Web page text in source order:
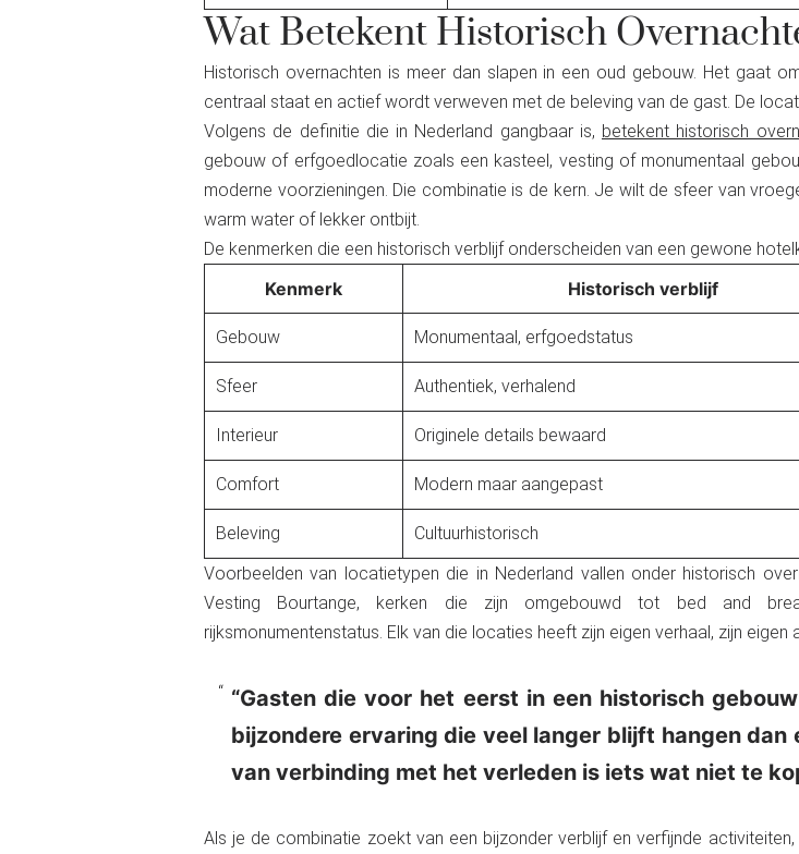
Wat Betekent Historisch
Historisch overnachten is meer dan slapen in een oud gebouw. Het gaat
centraal staat en actief wordt verweven met de beleving van de gast. De
Volgens de definitie die in Nederland gangbaar is, betekent historisch
gebouw of erfgoedlocatie zoals een kasteel, vesting of monumentaal
moderne voorzieningen. Die combinatie is de kern. Je wilt de sfeer van
warm water of lekker ontbijt.
De kenmerken die een historisch verblijf onderscheiden van een gewone
Kenmerk Historisch verblijf
Gebouw Monumentaal, erfgoedstatus
Sfeer Authentiek, verhalend
Interieur Originele details bewaard
Comfort Modern maar aangepast
Beleving Cultuurhistorisch
Voorbeelden van locatietypen die in Nederland vallen onder historisch
Vesting Bourtange, kerken die zijn omgebouwd tot bed and
rijksmonumentenstatus. Elk van die locaties heeft zijn eigen verhaal, zijn eigen
“Gasten die voor het eerst in een historisch
bijzondere ervaring die veel langer blijft hangen
van verbinding met het verleden is iets wat niet te
Als je de combinatie zoekt van een bijzonder verblijf en verfijnde